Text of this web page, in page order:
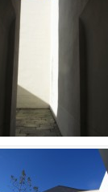
019 Průchod na nádvoří